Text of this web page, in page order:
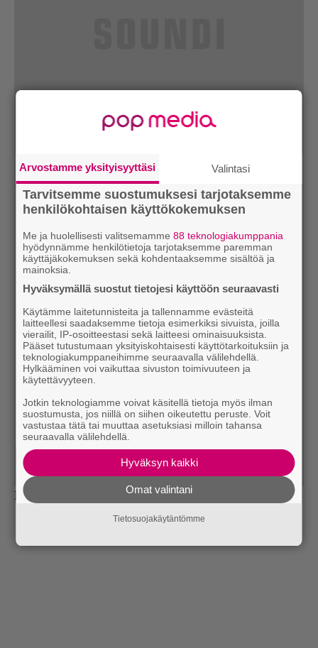
Bonnie Tyler
Arvostamme yksityisyyttäsi Valintasi
Tarvitsemme suostumuksesi tarjotaksemme
henkilökohtaisen käyttökokemuksen
Me ja huolellisesti valitsemamme88 teknologiakumppania
hyödynnämme henkilötietoja tarjotaksemme paremman
käyttäjäkokemuksen sekä kohdentaaksemme sisältöä ja
mainoksia.
Hyväksymällä suostut tietojesi käyttöön seuraavasti
Käytämme laitetunnisteita ja tallennamme evästeitä
laitteellesi saadaksemme tietoja esimerkiksi sivuista, joilla
vierailit, IP-osoitteestasi sekä laitteesi ominaisuuksista.
Pääset tutustumaan yksityiskohtaisesti käyttötarkoituksiin ja
teknologiakumppaneihimme seuraavalla välilehdellä.
Hylkääminen voi vaikuttaa sivuston toimivuuteen ja
käytettävyyteen.
Jotkin teknologiamme voivat käsitellä tietoja myös ilman
suostumusta, jos niillä on siihen oikeutettu peruste. Voit
vastustaa tätä tai muuttaa asetuksiasi milloin tahansa
seuraavalla välilehdellä.
Hyväksyn kaikki
Omat valintani
Tietosuojakäytäntömme